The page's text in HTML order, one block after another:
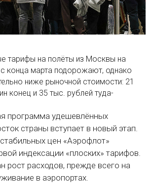
тарифы на полёты из Москвы на
конца марта подорожают, однако
ниже рыночной стоимости: 21
конец и 35 тыс. рублей туда-
программа удешевлённых
страны вступает в новый этап.
цен «Аэрофлот»
индексации «плоских» тарифов.
рост расходов, прежде всего на
в аэропортах.